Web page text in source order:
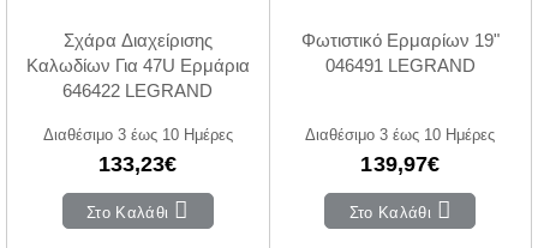
Σχάρα Διαχείρισης
Καλωδίων Για 47U Ερμάρια
646422 LEGRAND
Διαθέσιμο 3 έως 10 Ημέρες
133,23€
Στο Καλάθι
Φωτιστικό Ερμαρίων 19"
046491 LEGRAND
Διαθέσιμο 3 έως 10 Ημέρες
139,97€
Στο Καλάθι